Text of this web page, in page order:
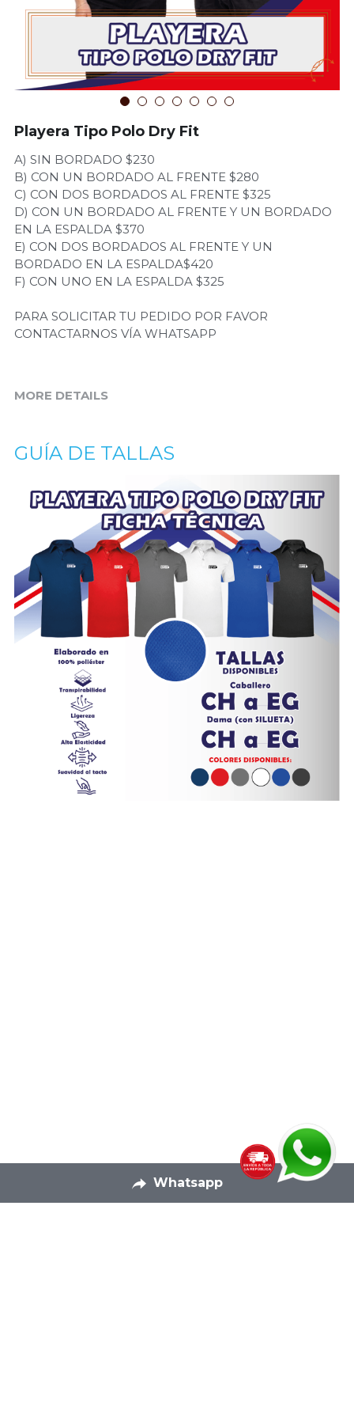
Cotiza tu Proyecto
Playera Tipo Polo Dry Fit
A) SIN BORDADO $230
B) CON UN BORDADO AL FRENTE $280
C) CON DOS BORDADOS AL FRENTE $325
D) CON UN BORDADO AL FRENTE Y UN BORDADO
EN LA ESPALDA $370
E) CON DOS BORDADOS AL FRENTE Y UN
BORDADO EN LA ESPALDA$420
F) CON UNO EN LA ESPALDA $325
PARA SOLICITAR TU PEDIDO POR FAVOR
CONTACTARNOS VÍA WHATSAPP
MORE DETAILS
GUÍA DE TALLAS
Whatsapp